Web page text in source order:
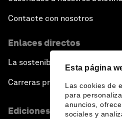
Esta página
Las cookies de
para
anuncios,
sociales y
Contacte con nosotros
Enlaces directos
La sostenibilidad en el Foro
Carreras profesionales
Ediciones en otros